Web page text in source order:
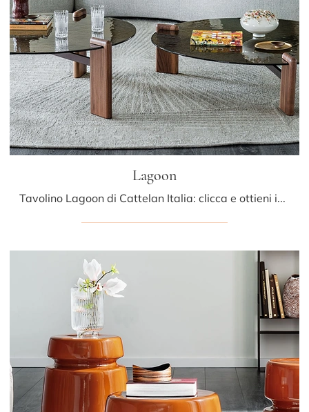
Lagoon
Tavolino Lagoon di Cattelan Italia: clicca e ottieni informazioni sui Complementi e tavolini moderni in vetro del noto e rinomato brand!